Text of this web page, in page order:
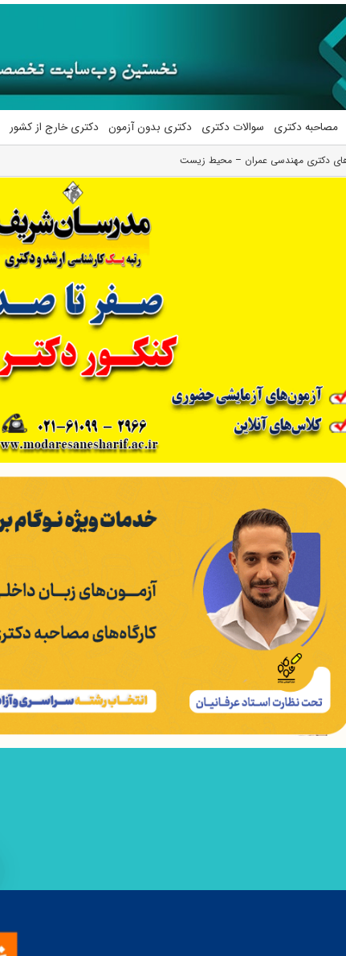
مصاحبه دکتری سوالات دکتری دکتری بدون آزمون دکتری خارج از کشور
دکتری ﻣﻬﻨﺪسی ﻋﻤﺮان – محیط زیست